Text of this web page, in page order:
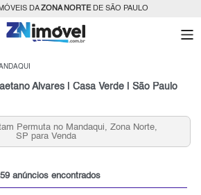
DAZONA NORTEDE SÃO PAULO
Alvares | Casa Verde | São Paulo
Permuta no Mandaqui, Zona Norte,
SP para Venda
anúncios encontrados